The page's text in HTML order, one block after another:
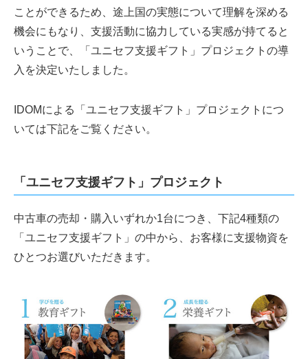
ことができるため、途上国の実態について理解を深める
機会にもなり、支援活動に協力している実感が持てると
いうことで、「ユニセフ支援ギフト」プロジェクトの導
入を決定いたしました。
IDOMによる「ユニセフ支援ギフト」プロジェクトにつ
いては下記をご覧ください。
「ユニセフ支援ギフト」プロジェクト
中古車の売却・購入いずれか1台につき、下記4種類の
「ユニセフ支援ギフト」の中から、お客様に支援物資を
ひとつお選びいただきます。